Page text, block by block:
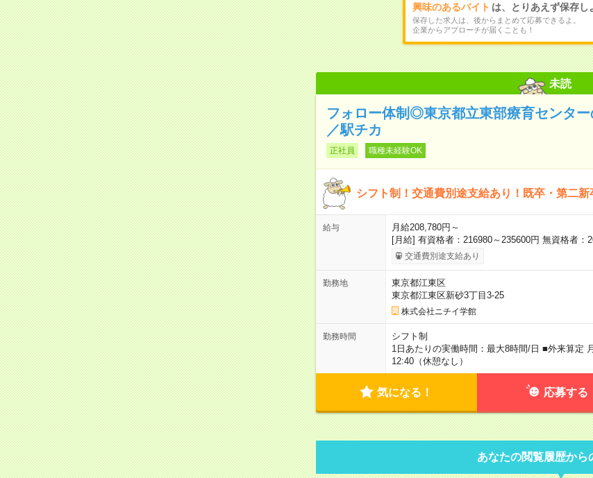
興味のあるバイト は、とりあえず保存し
保存した求人は、後からまとめて応募できるよ。
企業からアプローチが届くことも！
未読
フォロー体制◎東京都立東部療育センタ
／駅チカ
正社員 職種未経験OK
シフト制！交通費別途支給あり！既卒・第二
給与
月給208,780円～
[月給] 有資格者：216980～235600円 無資格者：
交通費別途支給あり
勤務地
東京都江東区
東京都江東区新砂3丁目3-25
株式会社ニチイ学館
勤務時間
シフト制
1日あたりの実働時間：最大8時間/日 ■外来算
12:40（休憩なし）
気になる！ 応募する
あなたの閲覧履歴から